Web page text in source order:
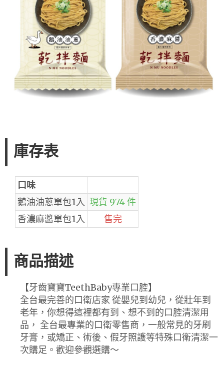
庫存表
口味
鵝油油蔥單包1入 現貨 974 件
香濃麻醬單包1入
售完
商品描述
【牙齒寶寶TeethBaby專業口腔】
全台最完善的口衛店家 從嬰兒到幼兒，從壯年到
老年，你想得這裡都有到、想不到的口腔清潔用
品， 全台最專業的口衛零售商，一般常見的牙刷
牙膏，或矯正、術後、假牙照護等特殊口衛清潔一
次購足。歡迎參觀選購～